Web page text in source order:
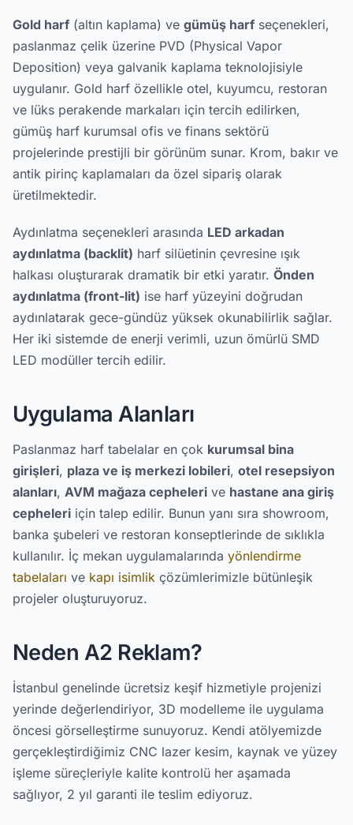
Gold harf (altın kaplama) ve gümüş harf seçenekleri,
paslanmaz çelik üzerine PVD (Physical Vapor
Deposition) veya galvanik kaplama teknolojisiyle
uygulanır. Gold harf özellikle otel, kuyumcu, restoran
ve lüks perakende markaları için tercih edilirken,
gümüş harf kurumsal ofis ve finans sektörü
projelerinde prestijli bir görünüm sunar. Krom, bakır ve
antik pirinç kaplamaları da özel sipariş olarak
üretilmektedir.
Aydınlatma seçenekleri arasında LED arkadan
aydınlatma (backlit) harf silüetinin çevresine ışık
halkası oluşturarak dramatik bir etki yaratır. Önden
aydınlatma (front-lit) ise harf yüzeyini doğrudan
aydınlatarak gece-gündüz yüksek okunabilirlik sağlar.
Her iki sistemde de enerji verimli, uzun ömürlü SMD
LED modüller tercih edilir.
Uygulama Alanları
Paslanmaz harf tabelalar en çok kurumsal bina
girişleri, plaza ve iş merkezi lobileri, otel resepsiyon
alanları, AVM mağaza cepheleri ve hastane ana giriş
cepheleri için talep edilir. Bunun yanı sıra showroom,
banka şubeleri ve restoran konseptlerinde de sıklıkla
kullanılır. İç mekan uygulamalarında yönlendirme
tabelaları ve kapı isimlik çözümlerimizle bütünleşik
projeler oluşturuyoruz.
Neden A2 Reklam?
İstanbul genelinde ücretsiz keşif hizmetiyle projenizi
yerinde değerlendiriyor, 3D modelleme ile uygulama
öncesi görselleştirme sunuyoruz. Kendi atölyemizde
gerçekleştirdiğimiz CNC lazer kesim, kaynak ve yüzey
işleme süreçleriyle kalite kontrolü her aşamada
sağlıyor, 2 yıl garanti ile teslim ediyoruz.